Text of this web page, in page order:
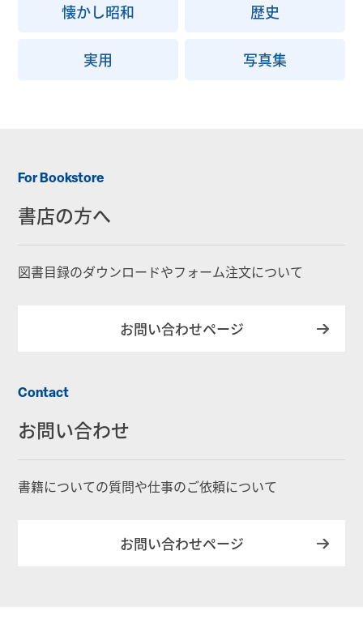
懐かし昭和 歴史
実用 写真集
For Bookstore
書店の方へ
図書目録のダウンロードやフォーム注文について
お問い合わせページ
Contact
お問い合わせ
書籍についての質問や仕事のご依頼について
お問い合わせページ